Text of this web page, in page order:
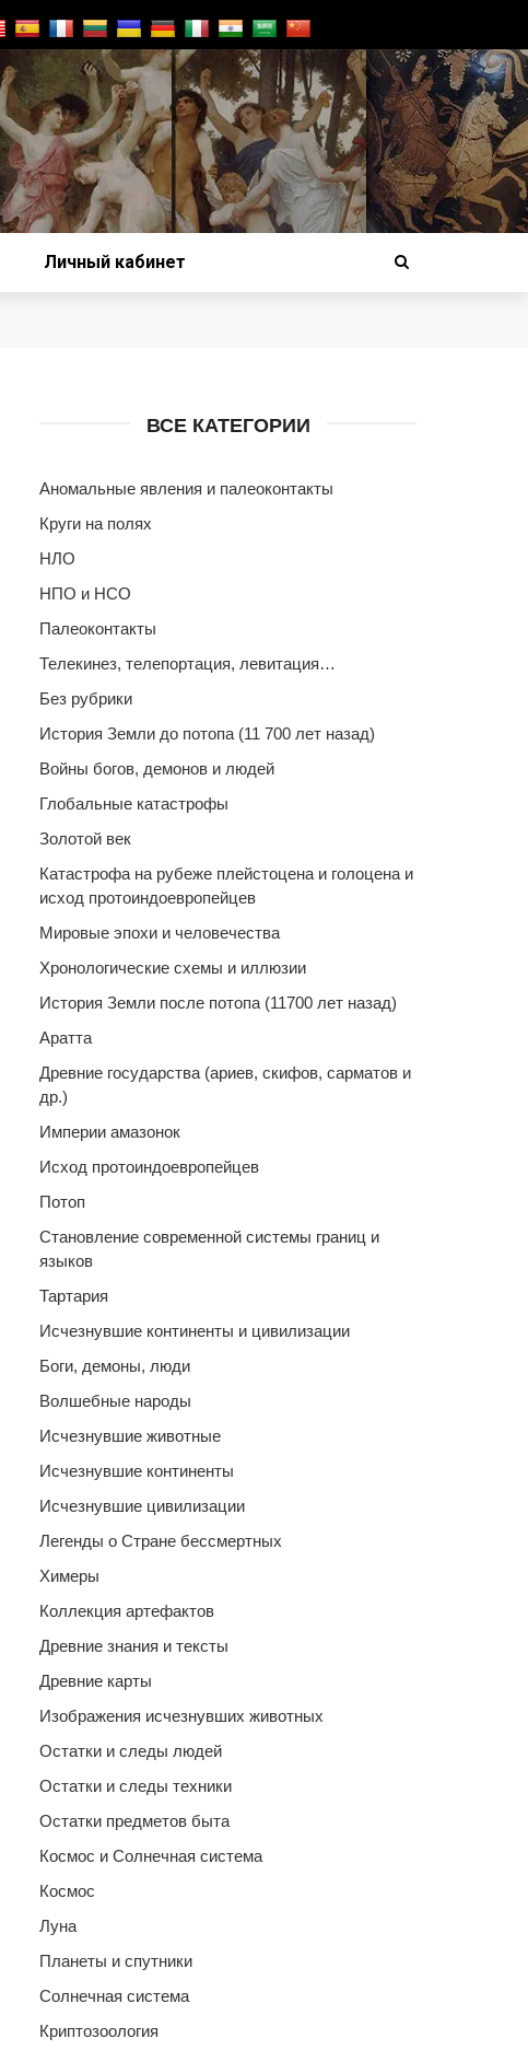
Личный кабинет
ВСЕ КАТЕГОРИИ
Аномальные явления и палеоконтакты
Круги на полях
НЛО
НПО и НСО
Палеоконтакты
Телекинез, телепортация, левитация…
Без рубрики
История Земли до потопа (11 700 лет назад)
Войны богов, демонов и людей
Глобальные катастрофы
Золотой век
Катастрофа на рубеже плейстоцена и голоцена и
исход протоиндоевропейцев
Мировые эпохи и человечества
Хронологические схемы и иллюзии
История Земли после потопа (11700 лет назад)
Аратта
Древние государства (ариев, скифов, сарматов и
др.)
Империи амазонок
Исход протоиндоевропейцев
Потоп
Становление современной системы границ и
языков
Тартария
Исчезнувшие континенты и цивилизации
Боги, демоны, люди
Волшебные народы
Исчезнувшие животные
Исчезнувшие континенты
Исчезнувшие цивилизации
Легенды о Стране бессмертных
Химеры
Коллекция артефактов
Древние знания и тексты
Древние карты
Изображения исчезнувших животных
Остатки и следы людей
Остатки и следы техники
Остатки предметов быта
Космос и Солнечная система
Космос
Луна
Планеты и спутники
Солнечная система
Криптозоология